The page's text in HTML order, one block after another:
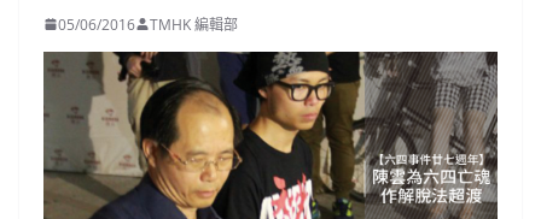
05/06/2016 TMHK 編輯部